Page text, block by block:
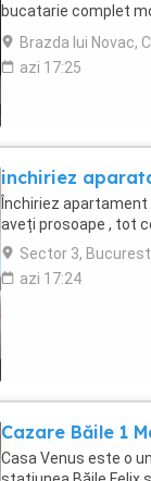
bucatarie complet
sufragerie compusa ...
Brazda lui Novac,
azi 17:25
inchiriez
Închiriez
aveți prosoape , tot
Sector 3,
azi 17:24
Cazare Băile 1
Casa Venus este o